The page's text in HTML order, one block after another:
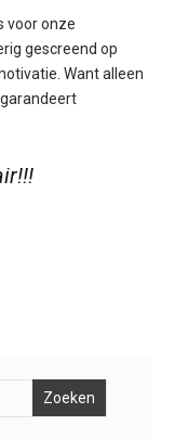
voor onze
gescreend op
Want alleen